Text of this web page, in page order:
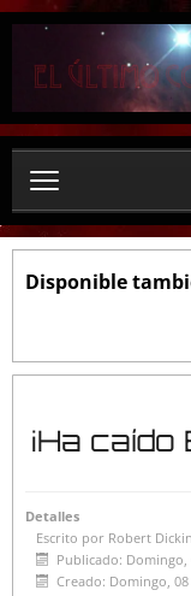
Disponible
¡Ha
Detalles
Escrito por Robert
Publicado: Domingo,
Creado: Domingo,